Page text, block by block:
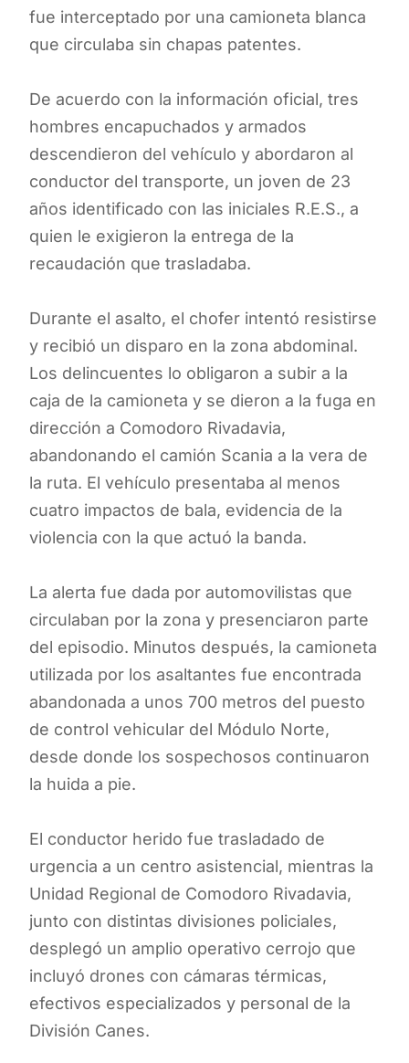
fue interceptado por una camioneta blanca
que circulaba sin chapas patentes.
De acuerdo con la información oficial, tres
hombres encapuchados y armados
descendieron del vehículo y abordaron al
conductor del transporte, un joven de 23
años identificado con las iniciales R.E.S., a
quien le exigieron la entrega de la
recaudación que trasladaba.
Durante el asalto, el chofer intentó resistirse
y recibió un disparo en la zona abdominal.
Los delincuentes lo obligaron a subir a la
caja de la camioneta y se dieron a la fuga en
dirección a Comodoro Rivadavia,
abandonando el camión Scania a la vera de
la ruta. El vehículo presentaba al menos
cuatro impactos de bala, evidencia de la
violencia con la que actuó la banda.
La alerta fue dada por automovilistas que
circulaban por la zona y presenciaron parte
del episodio. Minutos después, la camioneta
utilizada por los asaltantes fue encontrada
abandonada a unos 700 metros del puesto
de control vehicular del Módulo Norte,
desde donde los sospechosos continuaron
la huida a pie.
El conductor herido fue trasladado de
urgencia a un centro asistencial, mientras la
Unidad Regional de Comodoro Rivadavia,
junto con distintas divisiones policiales,
desplegó un amplio operativo cerrojo que
incluyó drones con cámaras térmicas,
efectivos especializados y personal de la
División Canes.